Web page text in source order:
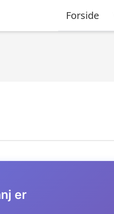
Forside
er